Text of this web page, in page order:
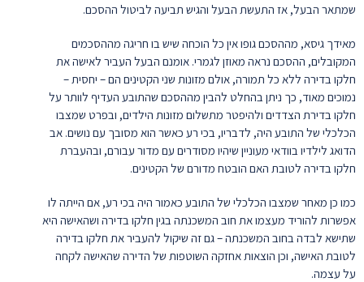
שמתאר הבעל, אז התעשת הבעל והגיש תביעה לביטול ההסכם.
מאידך גיסא, מההסכם גופו אין כל הוכחה שיש בו חריגה מההסכמים
המקובלים, ההסכם נראה מאוזן לגמרי. אומנם הבעל העביר לאישה את
חלקו בדירה ללא כל תמורה, אולם מזונות שני הקטינים הם – יחסית –
נמוכים מאוד, כך ניתן בהחלט להבין מההסכם שהתובע העדיף לוותר על
חלקו בדירת הצדדים ולהיפטר מתשלום מזונות הילדים, ובפרט שמצבו
הכלכלי של התובע היה, לדבריו, בכי רע כאשר הוא מסובך עם נושים. אב
הדואג לילדיו בוודאי מעוניין שיהיו מסודרים עם מדור עבורם, ובהעברת
חלקו בדירה לטובת האם הובטח מדורם של הקטינים.
כמו כן מאחר שמצבו הכלכלי של התובע כאמור היה בכי רע, אם הייתה לו
אפשרות להוריד מעצמו את חוב המשכנתה בגין חלקו בדירה ושהאישה היא
שתישא לבדה בחוב המשכנתה – גם זה שיקול להעביר את חלקו בדירה
לטובת האישה, וכן הוצאות אחזקה השוטפות של הדירה שהאישה לקחה
על עצמה.